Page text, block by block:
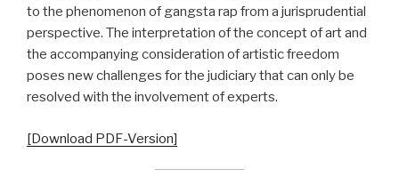
to the phenomenon of gangsta rap from a jurisprudential
perspective. The interpretation of the concept of art and
the accompanying consideration of artistic freedom
poses new challenges for the judiciary that can only be
resolved with the involvement of experts.
[Download PDF-Version]